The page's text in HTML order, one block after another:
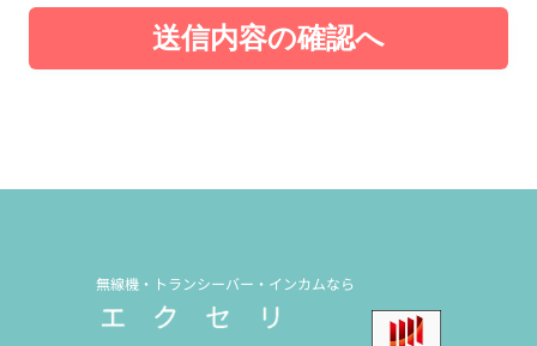
送信内容の確認へ
無線機・トランシーバー・インカムなら